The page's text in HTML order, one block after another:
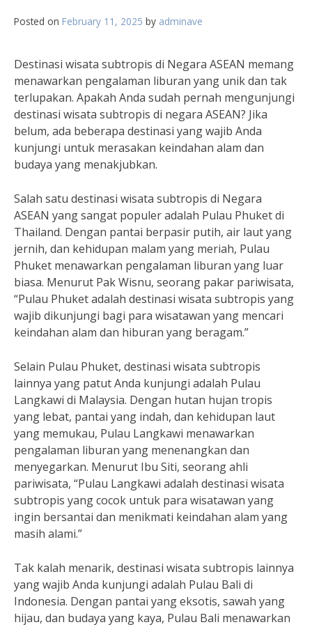
Posted on February 11, 2025 by adminave
Destinasi wisata subtropis di Negara ASEAN memang
menawarkan pengalaman liburan yang unik dan tak
terlupakan. Apakah Anda sudah pernah mengunjungi
destinasi wisata subtropis di negara ASEAN? Jika
belum, ada beberapa destinasi yang wajib Anda
kunjungi untuk merasakan keindahan alam dan
budaya yang menakjubkan.
Salah satu destinasi wisata subtropis di Negara
ASEAN yang sangat populer adalah Pulau Phuket di
Thailand. Dengan pantai berpasir putih, air laut yang
jernih, dan kehidupan malam yang meriah, Pulau
Phuket menawarkan pengalaman liburan yang luar
biasa. Menurut Pak Wisnu, seorang pakar pariwisata,
“Pulau Phuket adalah destinasi wisata subtropis yang
wajib dikunjungi bagi para wisatawan yang mencari
keindahan alam dan hiburan yang beragam.”
Selain Pulau Phuket, destinasi wisata subtropis
lainnya yang patut Anda kunjungi adalah Pulau
Langkawi di Malaysia. Dengan hutan hujan tropis
yang lebat, pantai yang indah, dan kehidupan laut
yang memukau, Pulau Langkawi menawarkan
pengalaman liburan yang menenangkan dan
menyegarkan. Menurut Ibu Siti, seorang ahli
pariwisata, “Pulau Langkawi adalah destinasi wisata
subtropis yang cocok untuk para wisatawan yang
ingin bersantai dan menikmati keindahan alam yang
masih alami.”
Tak kalah menarik, destinasi wisata subtropis lainnya
yang wajib Anda kunjungi adalah Pulau Bali di
Indonesia. Dengan pantai yang eksotis, sawah yang
hijau, dan budaya yang kaya, Pulau Bali menawarkan